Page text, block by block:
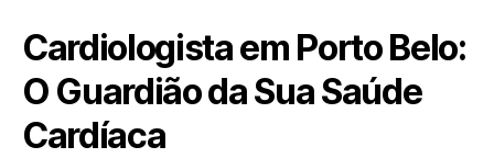
Cardiologista em Porto Belo:
O Guardião da Sua Saúde
Cardíaca